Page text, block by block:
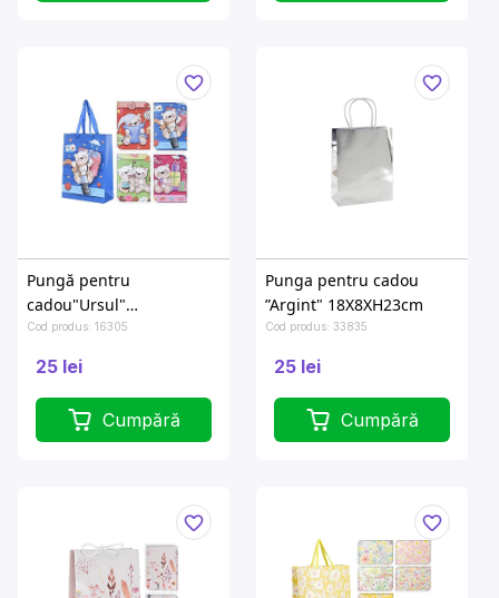
Pungă pentru
cadou"Ursul"
18X8XH24cm, 4 modele
Cod produs: 16305
25 lei
Cumpără
Punga pentru cadou
”Argint" 18X8XH23cm
Cod produs: 33835
25 lei
Cumpără